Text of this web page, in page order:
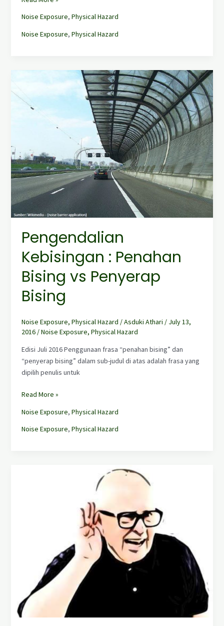
Noise Exposure, Physical Hazard
Noise Exposure, Physical Hazard
Pengendalian
Kebisingan : Penahan
Bising vs Penyerap
Bising
Noise Exposure, Physical Hazard /Asduki Athari / July 13,
2016 /Noise Exposure, Physical Hazard
Edisi Juli 2016 Penggunaan frasa “penahan bising” dan
“penyerap bising” dalam sub-judul di atas adalah frasa yang
dipilih penulis untuk
Kebisingan
:
Penahan
Bising
Read More »
Noise Exposure, Physical Hazard
Noise Exposure, Physical Hazard